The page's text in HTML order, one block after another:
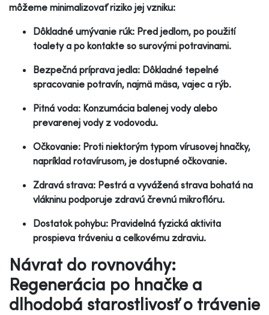
môžeme minimalizovať riziko jej vzniku:
Dôkladné umývanie rúk: Pred jedlom, po použití
toalety a po kontakte so surovými potravinami.
Bezpečná príprava jedla: Dôkladné tepelné
spracovanie potravín, najmä mäsa, vajec a rýb.
Pitná voda: Konzumácia balenej vody alebo
prevarenej vody z vodovodu.
Očkovanie: Proti niektorým typom vírusovej hnačky,
napríklad rotavírusom, je dostupné očkovanie.
Zdravá strava: Pestrá a vyvážená strava bohatá na
vlákninu podporuje zdravú črevnú mikroflóru.
Dostatok pohybu: Pravidelná fyzická aktivita
prospieva tráveniu a celkovému zdraviu.
Návrat do rovnováhy:
Regenerácia po hnačke a
dlhodobá starostlivosť o trávenie